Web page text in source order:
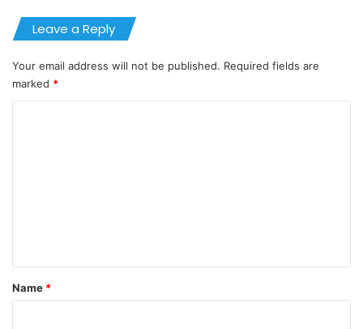
Leave a Reply
Your email address will not be published. Required fields are
marked *
*
Name *